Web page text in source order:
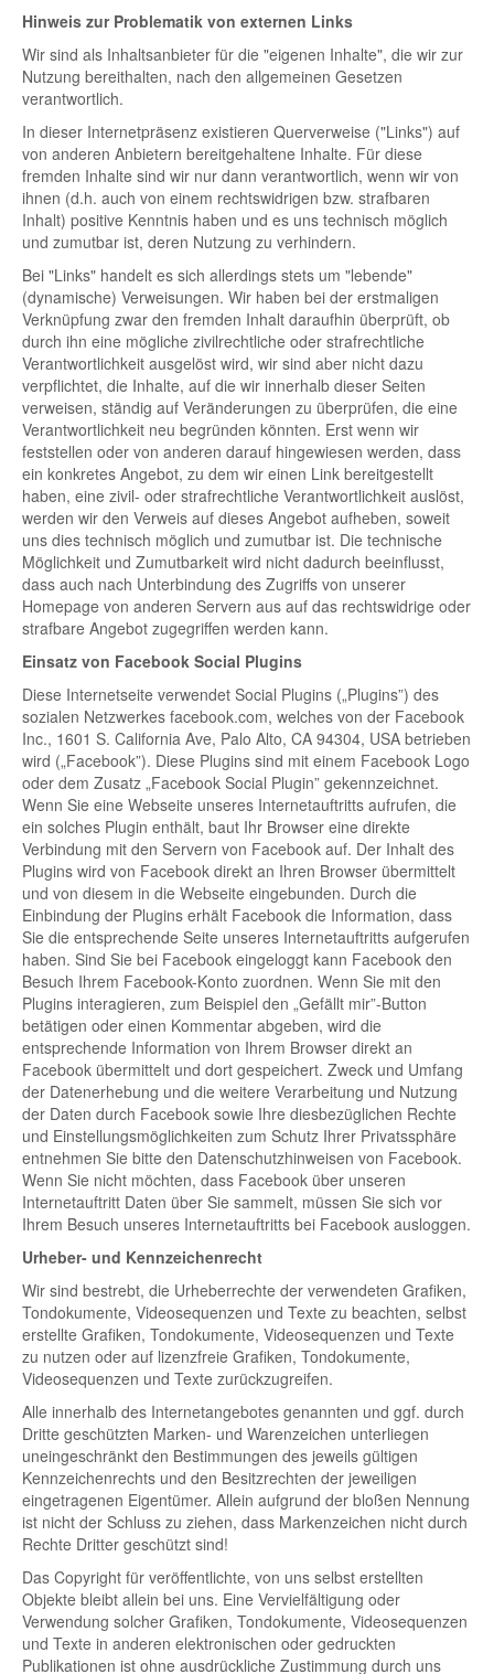
Hinweis zur Problematik von externen Links
Wir sind als Inhaltsanbieter für die "eigenen Inhalte", die wir zur
Nutzung bereithalten, nach den allgemeinen Gesetzen
verantwortlich.
In dieser Internetpräsenz existieren Querverweise ("Links") auf
von anderen Anbietern bereitgehaltene Inhalte. Für diese
fremden Inhalte sind wir nur dann verantwortlich, wenn wir von
ihnen (d.h. auch von einem rechtswidrigen bzw. strafbaren
Inhalt) positive Kenntnis haben und es uns technisch möglich
und zumutbar ist, deren Nutzung zu verhindern.
Bei "Links" handelt es sich allerdings stets um "lebende"
(dynamische) Verweisungen. Wir haben bei der erstmaligen
Verknüpfung zwar den fremden Inhalt daraufhin überprüft, ob
durch ihn eine mögliche zivilrechtliche oder strafrechtliche
Verantwortlichkeit ausgelöst wird, wir sind aber nicht dazu
verpflichtet, die Inhalte, auf die wir innerhalb dieser Seiten
verweisen, ständig auf Veränderungen zu überprüfen, die eine
Verantwortlichkeit neu begründen könnten. Erst wenn wir
feststellen oder von anderen darauf hingewiesen werden, dass
ein konkretes Angebot, zu dem wir einen Link bereitgestellt
haben, eine zivil- oder strafrechtliche Verantwortlichkeit auslöst,
werden wir den Verweis auf dieses Angebot aufheben, soweit
uns dies technisch möglich und zumutbar ist. Die technische
Möglichkeit und Zumutbarkeit wird nicht dadurch beeinflusst,
dass auch nach Unterbindung des Zugriffs von unserer
Homepage von anderen Servern aus auf das rechtswidrige oder
strafbare Angebot zugegriffen werden kann.
Einsatz von Facebook Social Plugins
Diese Internetseite verwendet Social Plugins („Plugins”) des
sozialen Netzwerkes facebook.com, welches von der Facebook
Inc., 1601 S. California Ave, Palo Alto, CA 94304, USA betrieben
wird („Facebook”). Diese Plugins sind mit einem Facebook Logo
oder dem Zusatz „Facebook Social Plugin” gekennzeichnet.
Wenn Sie eine Webseite unseres Internetauftritts aufrufen, die
ein solches Plugin enthält, baut Ihr Browser eine direkte
Verbindung mit den Servern von Facebook auf. Der Inhalt des
Plugins wird von Facebook direkt an Ihren Browser übermittelt
und von diesem in die Webseite eingebunden. Durch die
Einbindung der Plugins erhält Facebook die Information, dass
Sie die entsprechende Seite unseres Internetauftritts aufgerufen
haben. Sind Sie bei Facebook eingeloggt kann Facebook den
Besuch Ihrem Facebook-Konto zuordnen. Wenn Sie mit den
Plugins interagieren, zum Beispiel den „Gefällt mir”-Button
betätigen oder einen Kommentar abgeben, wird die
entsprechende Information von Ihrem Browser direkt an
Facebook übermittelt und dort gespeichert. Zweck und Umfang
der Datenerhebung und die weitere Verarbeitung und Nutzung
der Daten durch Facebook sowie Ihre diesbezüglichen Rechte
und Einstellungsmöglichkeiten zum Schutz Ihrer Privatssphäre
entnehmen Sie bitte den Datenschutzhinweisen von Facebook.
Wenn Sie nicht möchten, dass Facebook über unseren
Internetauftritt Daten über Sie sammelt, müssen Sie sich vor
Ihrem Besuch unseres Internetauftritts bei Facebook ausloggen.
Urheber- und Kennzeichenrecht
Wir sind bestrebt, die Urheberrechte der verwendeten Grafiken,
Tondokumente, Videosequenzen und Texte zu beachten, selbst
erstellte Grafiken, Tondokumente, Videosequenzen und Texte
zu nutzen oder auf lizenzfreie Grafiken, Tondokumente,
Videosequenzen und Texte zurückzugreifen.
Alle innerhalb des Internetangebotes genannten und ggf. durch
Dritte geschützten Marken- und Warenzeichen unterliegen
uneingeschränkt den Bestimmungen des jeweils gültigen
Kennzeichenrechts und den Besitzrechten der jeweiligen
eingetragenen Eigentümer. Allein aufgrund der bloßen Nennung
ist nicht der Schluss zu ziehen, dass Markenzeichen nicht durch
Rechte Dritter geschützt sind!
Das Copyright für veröffentlichte, von uns selbst erstellten
Objekte bleibt allein bei uns. Eine Vervielfältigung oder
Verwendung solcher Grafiken, Tondokumente, Videosequenzen
und Texte in anderen elektronischen oder gedruckten
Publikationen ist ohne ausdrückliche Zustimmung durch uns